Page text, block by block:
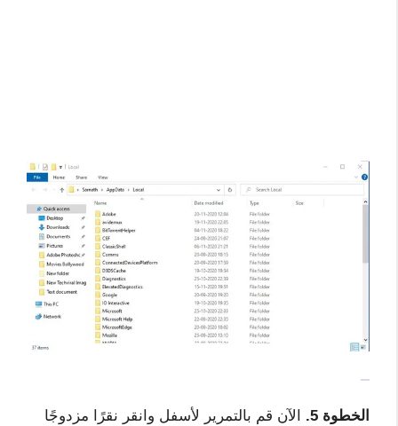
الخطوة 5.
الآن قم بالتمرير لأسفل وانقر نقرًا مزدوجًا